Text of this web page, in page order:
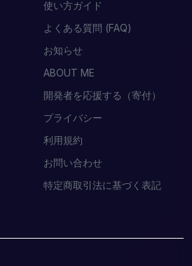
使い方ガイド
よくある質問 (FAQ)
お知らせ
ABOUT ME
開発者を応援する（寄付）
プライバシー
利用規約
お問い合わせ
特定商取引法に基づく表記